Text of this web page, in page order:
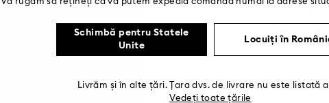
2 Culori
Schimbă pentru Statele
Unite
Locuiți în
Livrăm și în alte țări. Țara dvs. de livrare nu este listată
Vedeți toate țările